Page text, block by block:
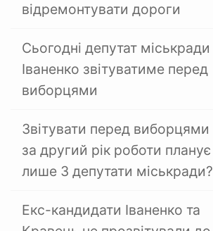
відремонтувати дороги
Сьогодні депутат міськради
Іваненко звітуватиме перед
виборцями
Звітувати перед виборцями
за другий рік роботи планує
лише 3 депутати міськради?
Екс-кандидати Іваненко та